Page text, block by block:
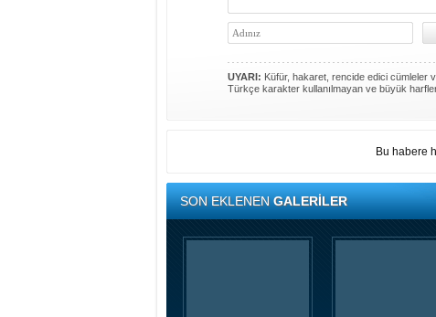
UYARI: Küfür, hakaret, rencide edici cümleler
Türkçe karakter kullanılmayan ve büyük
Bu habere
SON EKLENENGALERİLER